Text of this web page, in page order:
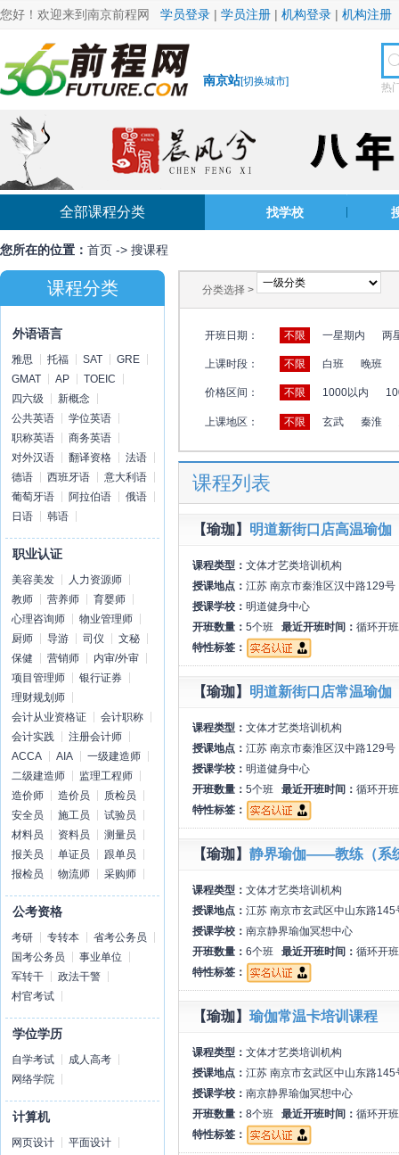
您好！欢迎来到南京前程网 学员登录 | 学员注册 | 机构登录 | 机构注册
南京站[切换城市] 热
全部课程分类 找学校
您所在的位置： 首页 -> 搜课程
课程分类
外语语言
雅思 托福 SAT
GRE
GMAT
AP
TOEIC
四六级
新概念
公共英语
学位英语
职称英语
商务英语
对外汉语
翻译资格
法语
德语
西班牙语
意大利语
葡萄牙语
阿拉伯语
俄语
日语
韩语
职业认证
美容美发
人力资源师
教师
营养师
育婴师
心理咨询师
物业管理师
厨师
导游 司仪
文秘
保健
营销师
内审/外审
项目管理师
银行证券
理财规划师
会计从业资格证
会计职称
会计实践
注册会计师
ACCA
AIA
一级建造师
二级建造师
监理工程师
造价师
造价员
质检员
安全员
施工员
试验员
材料员
资料员
测量员
报关员
单证员
跟单员
报检员
物流师 采购师
公考资格
考研 专转本
省考公务员
国考公务员
事业单位
军转干
政法干警
村官考试
学位学历
自学考试
成人高考
网络学院
计算机
网页设计
平面设计
分类选择 >
开班日期： 不限 一星期内 两
上课时段： 不限 白班 晚班
价格区间： 不限 1000以内
上课地区： 不限 玄武 秦淮
课程列表
【瑜珈】 明道新街口店高温瑜伽
课程类型： 文体才艺类培训机构
授课地点： 江苏 南京市秦淮区汉中路129
授课学校： 明道健身中心
开班数量： 5个班 最近开班时间： 循环开班
特性标签：
【瑜珈】 明道新街口店常温瑜伽
课程类型： 文体才艺类培训机构
授课地点： 江苏 南京市秦淮区汉中路129
授课学校： 明道健身中心
开班数量： 5个班 最近开班时间： 循环开班
特性标签：
【瑜珈】 静界瑜伽——教练（系
课程类型： 文体才艺类培训机构
授课地点： 江苏 南京市玄武区中山东路
授课学校： 南京静界瑜伽冥想中心
开班数量： 6个班 最近开班时间： 循环开班
特性标签：
【瑜珈】 瑜伽常温卡培训课程
课程类型： 文体才艺类培训机构
授课地点： 江苏 南京市玄武区中山东路
授课学校： 南京静界瑜伽冥想中心
开班数量： 8个班 最近开班时间： 循环开班
特性标签：